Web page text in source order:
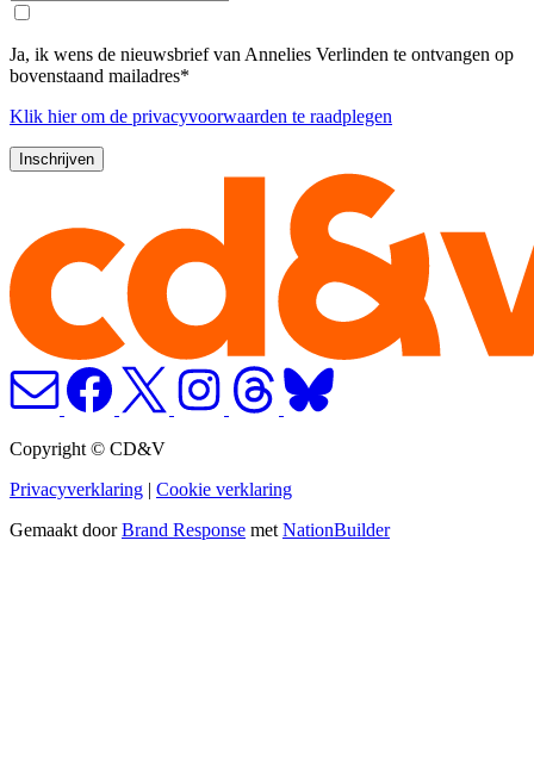
Ja, ik wens de nieuwsbrief van Annelies Verlinden te ontvangen op
bovenstaand mailadres*
Klik hierom de privacyvoorwaarden te raadplegen
Copyright © CD&V
Privacyverklaring | Cookie verklaring
Gemaakt doorBrand Response metNationBuilder